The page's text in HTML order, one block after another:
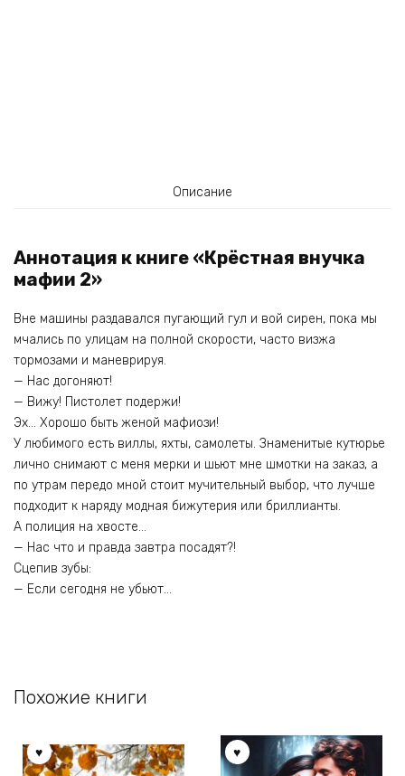
Описание
Аннотация к книге «Крёстная внучка
мафии 2»
Вне машины раздавался пугающий гул и вой сирен, пока мы
мчались по улицам на полной скорости, часто визжа
тормозами и маневрируя.
— Нас догоняют!
— Вижу! Пистолет подержи!
Эх… Хорошо быть женой мафиози!
У любимого есть виллы, яхты, самолеты. Знаменитые кутюрье
лично снимают с меня мерки и шьют мне шмотки на заказ, а
по утрам передо мной стоит мучительный выбор, что лучше
подходит к наряду модная бижутерия или бриллианты.
А полиция на хвосте…
— Нас что и правда завтра посадят?!
Сцепив зубы:
— Если сегодня не убьют…
Похожие книги